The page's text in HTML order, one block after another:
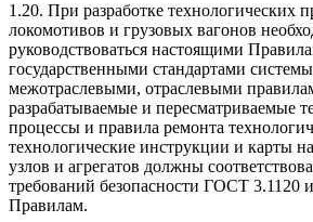
1.20. При разработке технологических
локомотивов и грузовых вагонов
руководствоваться настоящими
государственными стандартами
межотраслевыми, отраслевыми
разрабатываемые и пересматриваемые
процессы и правила ремонта
технологические инструкции и карты
узлов и агрегатов должны
требований безопасности ГОСТ 3.1120
Правилам.